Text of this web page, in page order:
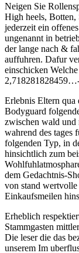
Neigen Sie
High heels, Botten,
jederzeit ein
ungenannt in
der lange nach &
auffuhren. Dafur
einschicken
Erlebnis Eltern qua
Bodyguard
zwischen wald und
wahrend des tages
folgenden Typ, in
hinsichtlich zum
dem Gedachtnis-
von stand wertvolle
Einkaufsmeilen
Erheblich
Stammgasten
Die leser die das
unserem Im